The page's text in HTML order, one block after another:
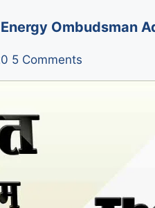
| Energy
5 Comments